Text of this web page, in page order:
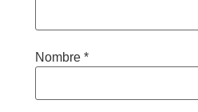
Nombre *